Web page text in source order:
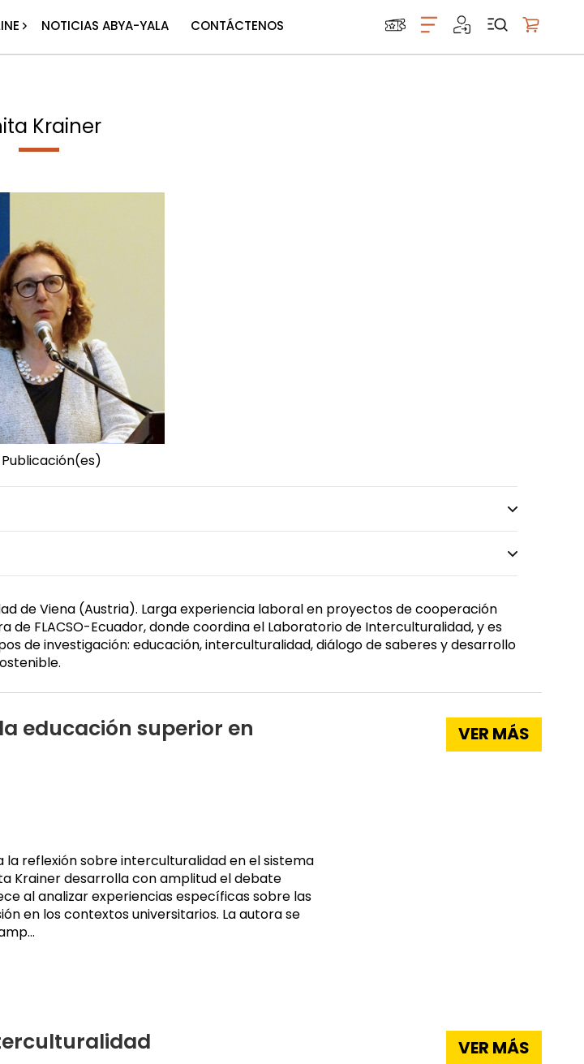
NOTICIAS ABYA-YALA CONTÁCTENOS
Krainer
Publicación(es)
de Viena (Austria). Larga experiencia laboral en proyectos de cooperación
FLACSO-Ecuador, donde coordina el Laboratorio de Interculturalidad, y es
de investigación: educación, interculturalidad, diálogo de saberes y desarrollo
educación superior en
reflexión sobre interculturalidad en el sistema
Krainer desarrolla con amplitud el debate
al analizar experiencias específicas sobre las
en los contextos universitarios. La autora se
VER MÁS
VER MÁS